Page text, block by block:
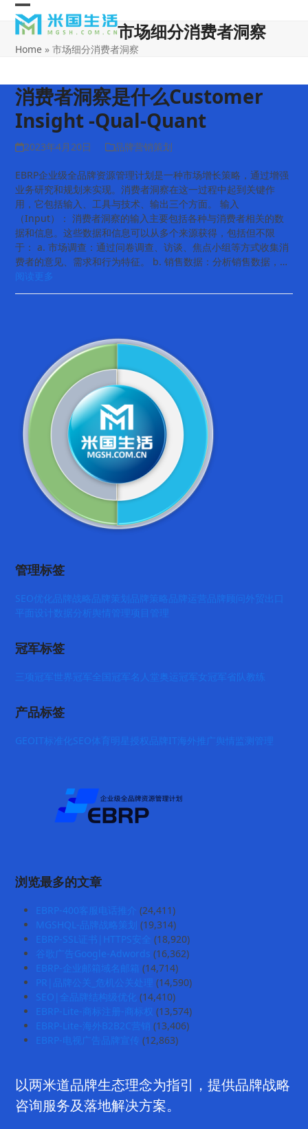
Skip
content
Open
mobile
Close
mobile
市场细分消费者洞察
Home »市场细分消费者洞察
消费者洞察是什么Customer
Insight -Qual-Quant
2023年4月20日 品牌营销策划
EBRP企业级全品牌资源管理计划是一种市场增长策略，通过增强
业务研究和规划来实现。消费者洞察在这一过程中起到关键作
用，它包括输入、工具与技术、输出三个方面。 输入
（Input）： 消费者洞察的输入主要包括各种与消费者相关的数
据和信息。这些数据和信息可以从多个来源获得，包括但不限
于： a. 市场调查：通过问卷调查、访谈、焦点小组等方式收集消
费者的意见、需求和行为特征。 b. 销售数据：分析销售数据，…
阅读更多
管理标签
SEO优化 品牌战略 品牌策划 品牌策略 品牌运营 品牌顾问 外贸出口
平面设计数据分析 舆情管理 项目管理
冠军标签
三项冠军世界冠军全国冠军名人堂 奥运冠军 女冠军省队教练
产品标签
GEOIT标准化SEO体育明星授权 品牌IT海外推广 舆情监测管理
浏览最多的文章
EBRP-400客服电话推介 (24,411)
MGSHQL-品牌战略策划 (19,314)
EBRP-SSL证书|HTTPS安全 (18,920)
谷歌广告Google-Adwords (16,362)
EBRP-企业邮箱域名邮箱 (14,714)
PR|品牌公关_危机公关处理 (14,590)
SEO|全品牌结构级优化 (14,410)
EBRP-Lite-商标注册-商标权 (13,574)
EBRP-Lite-海外B2B2C营销 (13,406)
EBRP-电视广告品牌宣传 (12,863)
以两米道品牌生态理念为指引，提供品牌战略
咨询服务及落地解决方案。